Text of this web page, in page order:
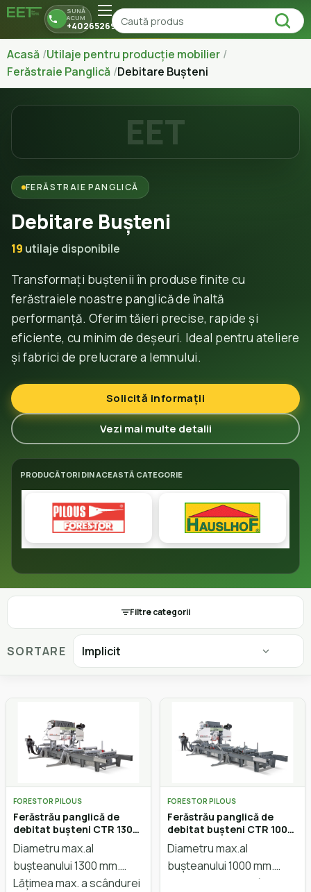
SUNĂ
ACUM
+40265269150
Acasă Utilaje pentru producție mobilier
Ferăstraie Panglică Debitare Bușteni
FERĂSTRAIE PANGLICĂ
Debitare Bușteni
19 utilaje disponibile
Transformați buștenii în produse finite cu
ferăstraiele noastre panglică de înaltă
performanță. Oferim tăieri precise, rapide și
eficiente, cu minim de deșeuri. Ideal pentru ateliere
și fabrici de prelucrare a lemnului.
Solicită informații
Vezi mai multe detalii
EET
PRODUCĂTORI DIN ACEASTĂ CATEGORIE
Filtre categorii
SORTARE
FORESTOR PILOUS
Ferăstrău panglică de
debitat bușteni CTR 1300
Hidraulic
Diametru max.al
bușteanului 1300 mm.
Lățimea max. a scândurei
FORESTOR PILOUS
Ferăstrău panglică de
debitat bușteni CTR 1000-
60 Hidraulic
Diametru max.al
bușteanului 1000 mm.
Lățimea max. a scândurei